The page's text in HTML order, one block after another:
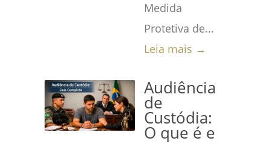
Medida
Protetiva de...
Leia mais →
Audiência
de
Custódia:
O que é e